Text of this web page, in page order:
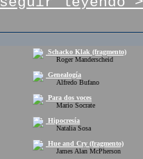
Schacko Klak (fragmento)
Roger Manderscheid
Genealogía
Alfredo Bufano
Para dos voces
Mario Socrate
Hipocresía
Natalia Sosa
Hue and Cry (fragmento)
James Alan McPherson